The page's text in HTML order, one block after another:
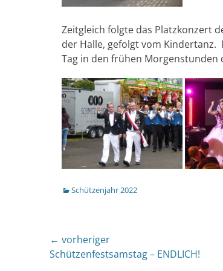
Zeitgleich folgte das Platzkonzert
der Halle, gefolgt vom
Tag in den frühen Morgenstunden
Kategorien
Schützenjahr 2022
Beitragsnavigation
← vorheriger
Vorheriger
Schützenfestsamstag – ENDLICH!